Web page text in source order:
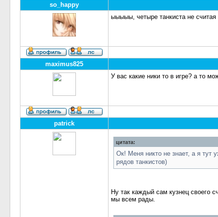
so_happy
ыыыыы, четыре танкиста не считая
maximus825
У вас какие ники то в игре? а то
patrick
цитата:
Ок! Меня никто не знает, а я тут
рядов танкистов)
Ну так каждый сам кузнец своего
мы всем рады.